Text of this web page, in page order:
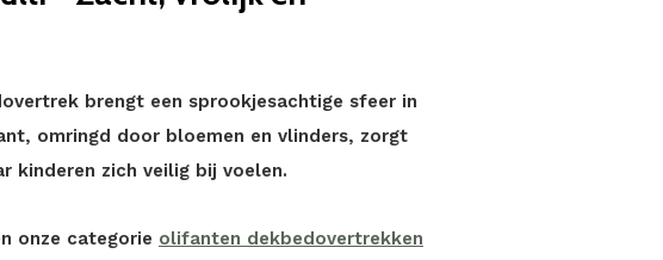
brengt een sprookjesachtige sfeer in
omringd door bloemen en vlinders, zorgt
kinderen zich veilig bij voelen.
onze categorie olifanten dekbedovertrekken